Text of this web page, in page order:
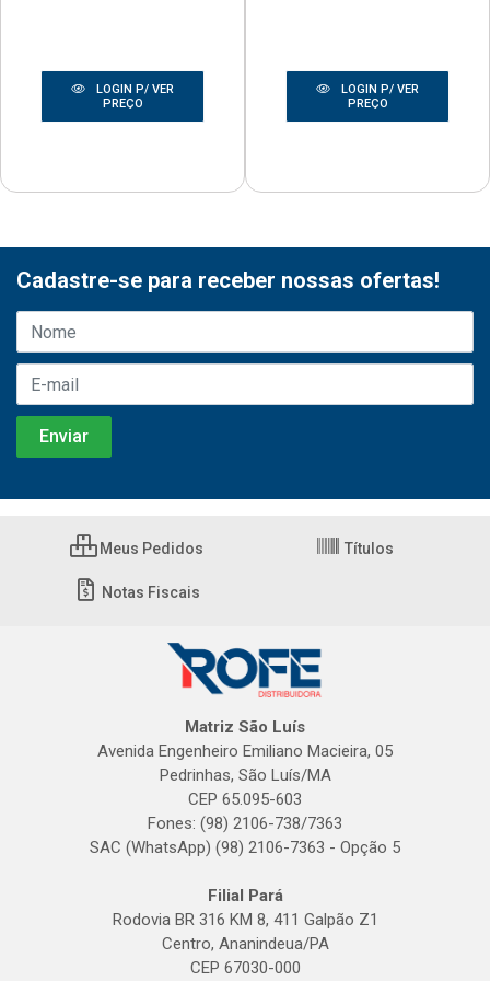
LOGIN P/ VER
PREÇO
LOGIN P/ VER
PREÇO
Cadastre-se para receber nossas ofertas!
Meus Pedidos Títulos
Notas Fiscais
Matriz São Luís
Avenida Engenheiro Emiliano Macieira, 05
Pedrinhas, São Luís/MA
CEP 65.095-603
Fones: (98) 2106-738/7363
SAC (WhatsApp) (98) 2106-7363 - Opção 5
Filial Pará
Rodovia BR 316 KM 8, 411 Galpão Z1
Centro, Ananindeua/PA
CEP 67030-000